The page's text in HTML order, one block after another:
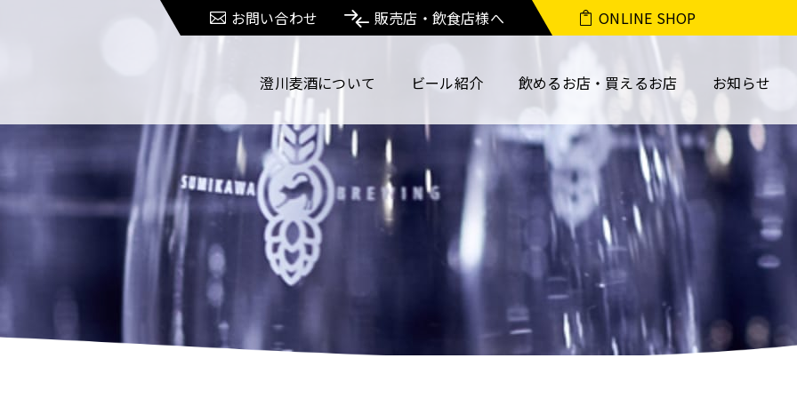
澄川麦酒について ビール紹介 飲めるお店・買えるお店 お知らせ
販売店・飲食店様へ
お問い合わせ ONLINE SHOP